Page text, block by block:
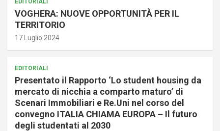
VOGHERA: NUOVE OPPORTUNITÀ PER IL
TERRITORIO
17 Luglio 2024
EDITORIALI
Presentato il Rapporto ‘Lo student housing da
mercato di nicchia a comparto maturo’ di
Scenari Immobiliari e Re.Uni nel corso del
convegno ITALIA CHIAMA EUROPA – Il futuro
degli studentati al 2030